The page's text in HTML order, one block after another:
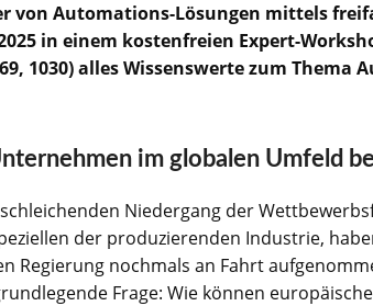
von Automations-Lösungen mittels
in einem kostenfreien Expert-
1030) alles Wissenswerte zum Thema
im globalen Umfeld
Niedergang der
der produzierenden Industrie,
Regierung nochmals an Fahrt
Frage: Wie können